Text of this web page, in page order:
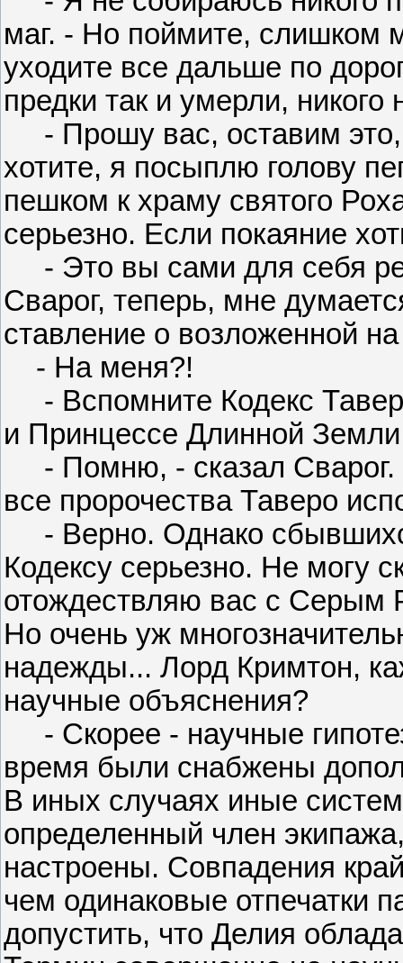
маг. - Но поймите, слишком
уходите все дальше по
предки так и умерли,
- Прошу вас, оставим это,
хотите, я посыплю голову
пешком к храму святого
серьезно. Если покаяние
- Это вы сами для себя
Сварог, теперь, мне
ставление о возложенной
- На меня?!
- Вспомните Кодекс
и Принцессе Длинной
- Помню, - сказал Сварог.
все пророчества Таверо
- Верно. Однако
Кодексу серьезно. Не могу
отождествляю вас с
Но очень уж
надежды... Лорд Кримтон,
научные объяснения?
- Скорее - научные
время были снабжены
В иных случаях иные
определенный член
настроены. Совпадения
чем одинаковые отпечатки
допустить, что Делия